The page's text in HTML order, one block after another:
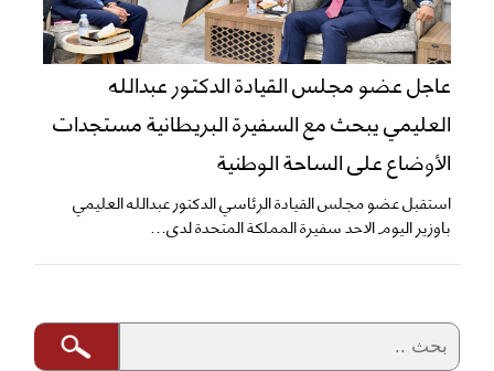
عاجل عضو مجلس القيادة الدكتور عبدالله
العليمي يبحث مع السفيرة البريطانية مستجدات
الأوضاع على الساحة الوطنية
استقبل عضو مجلس القيادة الرئاسي الدكتور عبدالله العليمي
باوزير اليوم الاحد سفيرة المملكة المتحدة لدى...